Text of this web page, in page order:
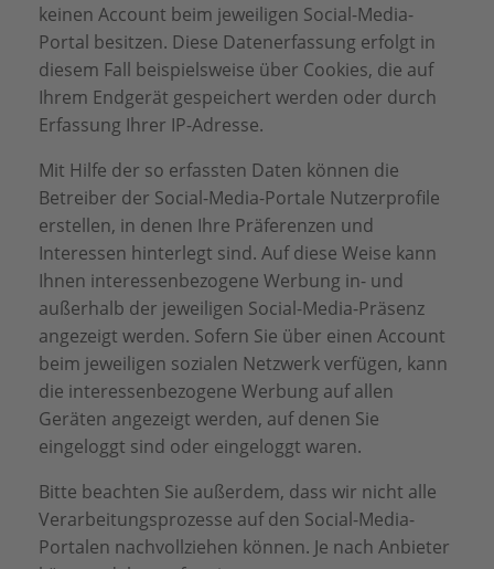
keinen Account beim jeweiligen Social-Media-
Portal besitzen. Diese Datenerfassung erfolgt in
diesem Fall beispielsweise über Cookies, die auf
Ihrem Endgerät gespeichert werden oder durch
Erfassung Ihrer IP-Adresse.
Mit Hilfe der so erfassten Daten können die
Betreiber der Social-Media-Portale Nutzerprofile
erstellen, in denen Ihre Präferenzen und
Interessen hinterlegt sind. Auf diese Weise kann
Ihnen interessenbezogene Werbung in- und
außerhalb der jeweiligen Social-Media-Präsenz
angezeigt werden. Sofern Sie über einen Account
beim jeweiligen sozialen Netzwerk verfügen, kann
die interessenbezogene Werbung auf allen
Geräten angezeigt werden, auf denen Sie
eingeloggt sind oder eingeloggt waren.
Bitte beachten Sie außerdem, dass wir nicht alle
Verarbeitungsprozesse auf den Social-Media-
Portalen nachvollziehen können. Je nach Anbieter